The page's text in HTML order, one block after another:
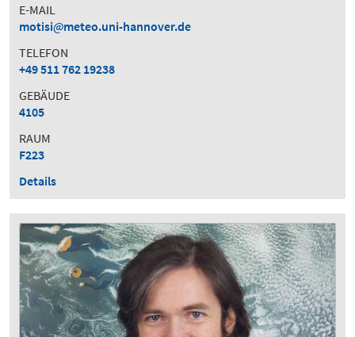
E-MAIL
motisi
meteo.uni-hannover.de
TELEFON
+49 511 762 19238
GEBÄUDE
4105
RAUM
F223
Details